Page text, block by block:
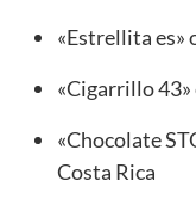
«Estrellita es»
«Cigarrillo
«Chocolate
Costa Rica